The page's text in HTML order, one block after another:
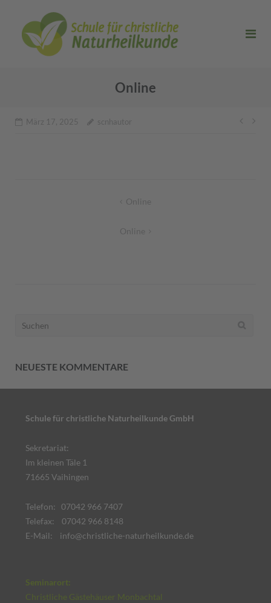
Online
März 17, 2025 scnhautor
BeitragsnavigationOnline
Online
Suchen
NEUESTE KOMMENTARE
Schule für christliche Naturheilkunde GmbH
Sekretariat:
Im kleinen Täle 1
71665 Vaihingen
Telefon: 07042 966 7407
Telefax: 07042 966 8148
E-Mail: info@christliche-naturheilkunde.de
Seminarort:
Christliche Gästehäuser Monbachtal